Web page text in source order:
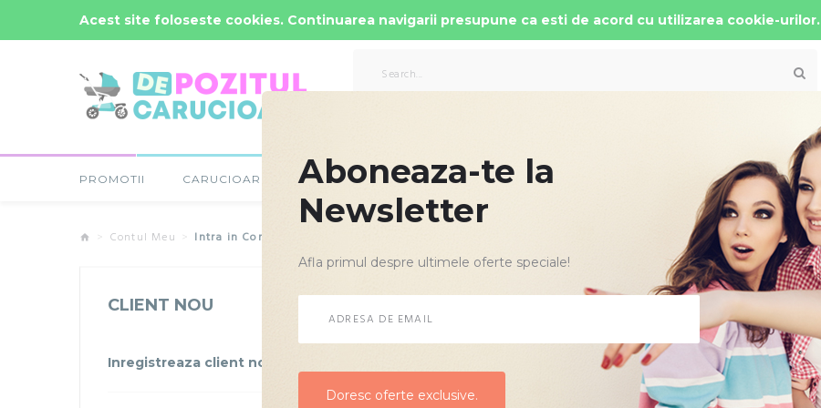
Comenzi Rapide: - 0723-666-005 / 0743-666-006
PROMOTII CARUCIOARE COPII SCAUNE AUTO COPII PATUTURI MOBILIER ACCESORII
Contul Meu Intra in Cont
CLIENT NOU
Inregistreaza client nou
CLIENT EXISTENT
Autentificare
Acest site foloseste cookies. Continuarea navigarii presupune ca esti de acord cu utilizarea cookie-urilor.
Aboneaza-te la
Newsletter
Afla primul despre ultimele oferte speciale!
Doresc oferte exclusive.
Doresc oferte exclusive.